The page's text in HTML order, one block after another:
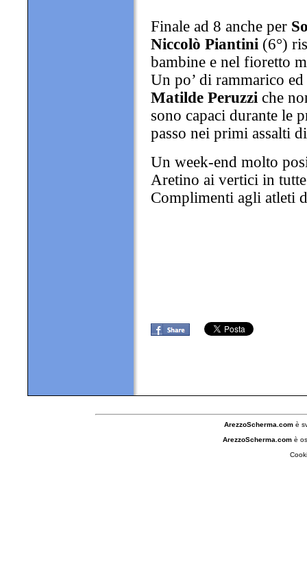
Finale ad 8 anche per
Niccolò Piantini (6°)
bambine e nel fioretto
Un po’ di rammarico
Matilde Peruzzi che
sono capaci durante le
passo nei primi assalti
Un week-end molto
Aretino ai vertici in
Complimenti agli atleti
ArezzoScherma.comè
ArezzoScherma.comè